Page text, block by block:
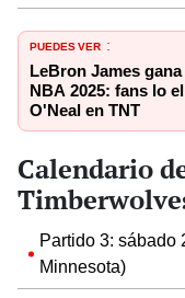
PUEDES VER :
LeBron James
NBA 2025: fans lo
O'Neal en TNT
Calendario
Partido 3: sábado
Minnesota)